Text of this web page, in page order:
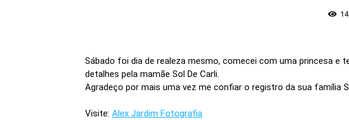
Sábado foi dia de realeza mesmo, comecei com uma princesa e
detalhes pela mamãe Sol De Carli.
Agradeço por mais uma vez me confiar o registro da sua família
Visite: Alex Jardim Fotografia